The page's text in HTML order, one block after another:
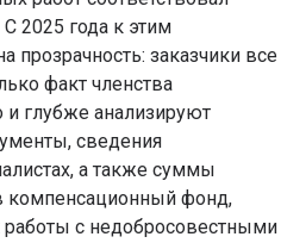
2025 года к этим
прозрачность: заказчики все
факт членства
глубже анализируют
сведения
а также суммы
компенсационный фонд,
с недобросовестными